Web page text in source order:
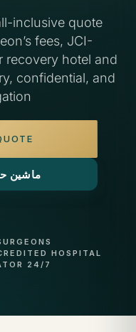
inclusive quote
fees, JCI-
recovery hotel and
confidential, and
ماشین
HOSPITAL
24/7 PATIENT COORDINATOR